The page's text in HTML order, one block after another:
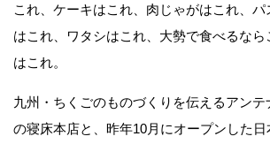
これ、ケーキはこれ、肉じゃがはこれ、パ
はこれ、ワタシはこれ、大勢で食べるな
はこれ。
九州・ちくごのものづくりを伝えるアン
の寝床本店と、昨年10月にオープンした